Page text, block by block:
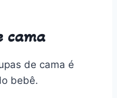
cama
de cama é
bebê.